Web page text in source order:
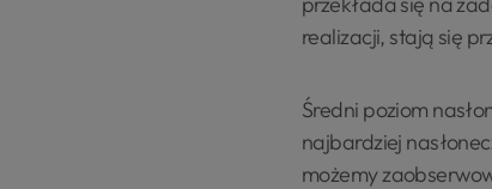
realizacji, stają się
Średni poziom
najbardziej
możemy